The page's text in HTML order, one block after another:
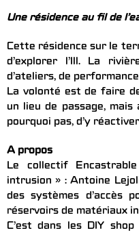
Une résidence au fil de
Cette résidence sur le
d’explorer l’Ill. La
d’ateliers, de
La volonté est de faire
un lieu de passage,
pourquoi pas, d’y
A propos
Le collectif
intrusion » : Antoine
des systèmes d’accès
réservoirs de matériaux
C’est dans les DIY